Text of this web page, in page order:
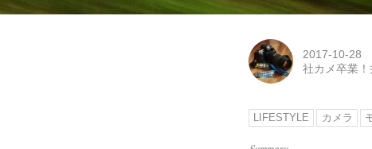
2017-10-28
社カメ卒業！
LIFESTYLE カメラ